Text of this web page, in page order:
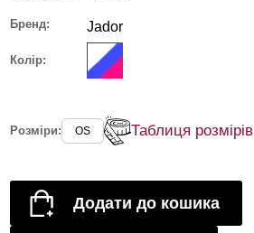
Бренд: Jador
Колір:
Розміри: OS Таблиця розмірів
Додати до кошика